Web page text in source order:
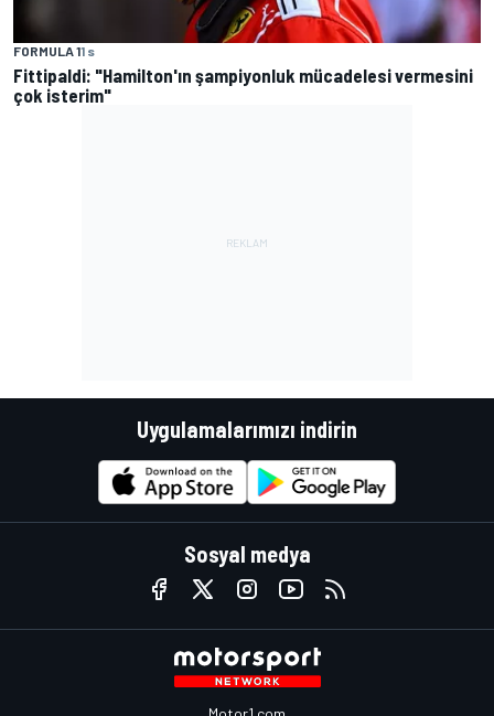
FORMULA 11 s
Fittipaldi: "Hamilton'ın şampiyonluk mücadelesi vermesini
çok isterim"
Uygulamalarımızı indirin
Sosyal medya